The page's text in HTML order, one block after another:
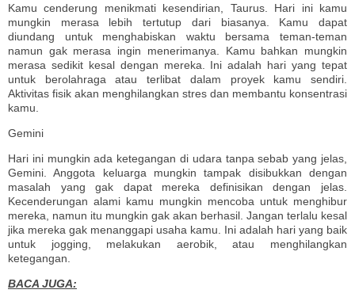
Kamu cenderung menikmati kesendirian, Taurus. Hari ini kamu
mungkin merasa lebih tertutup dari biasanya. Kamu dapat
diundang untuk menghabiskan waktu bersama teman-teman
namun gak merasa ingin menerimanya. Kamu bahkan mungkin
merasa sedikit kesal dengan mereka. Ini adalah hari yang tepat
untuk berolahraga atau terlibat dalam proyek kamu sendiri.
Aktivitas fisik akan menghilangkan stres dan membantu konsentrasi
kamu.
Gemini
Hari ini mungkin ada ketegangan di udara tanpa sebab yang jelas,
Gemini. Anggota keluarga mungkin tampak disibukkan dengan
masalah yang gak dapat mereka definisikan dengan jelas.
Kecenderungan alami kamu mungkin mencoba untuk menghibur
mereka, namun itu mungkin gak akan berhasil. Jangan terlalu kesal
jika mereka gak menanggapi usaha kamu. Ini adalah hari yang baik
untuk jogging, melakukan aerobik, atau menghilangkan
ketegangan.
BACA JUGA: